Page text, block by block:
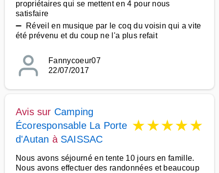
propriétaires qui se mettent en 4 pour nous
satisfaire
➖ Réveil en musique par le coq du voisin qui a vite
été prévenu et du coup ne l'a plus refait
Fannycoeur07
22/07/2017
Avis sur Camping
Écoresponsable La Porte
d'Autan à SAISSAC
★★★★★
Nous avons séjourné en tente 10 jours en famille.
Nous avons effectuer des randonnées et beaucoup